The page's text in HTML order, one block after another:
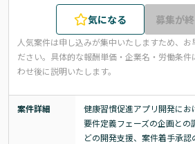
気になる 募集が
人気案件は申し込みが集中いたしますため、お
ださい。 具体的な報酬単価・企業名・労働条
わせ後に説明いたします。
案件詳細
健康習慣促進アプリ開発にお
要件定義フェーズの企画と
どの開発支援、案件着手承